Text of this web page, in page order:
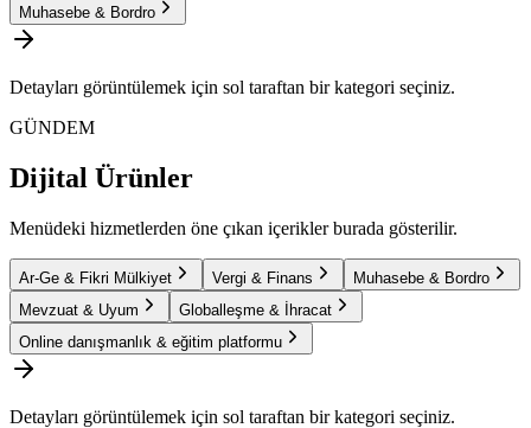
Muhasebe & Bordro
Detayları görüntülemek için sol taraftan bir kategori seçiniz.
GÜNDEM
Dijital Ürünler
Menüdeki hizmetlerden öne çıkan içerikler burada gösterilir.
Ar-Ge & Fikri Mülkiyet Vergi & Finans
Muhasebe & Bordro
Mevzuat & Uyum
Globalleşme & İhracat
Online danışmanlık & eğitim platformu
Detayları görüntülemek için sol taraftan bir kategori seçiniz.